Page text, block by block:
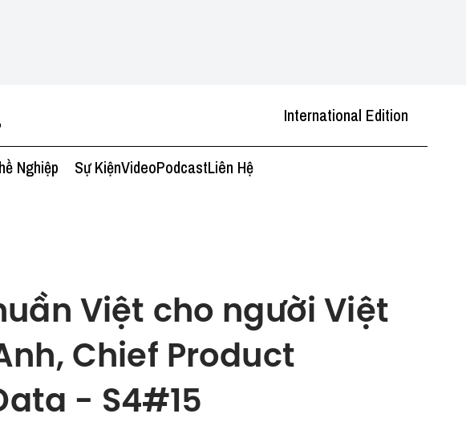
International Edition
Nghiệp Sự KiệnVideoPodcastLiên Hệ
Việt cho người Việt
Chief Product
- S4#15